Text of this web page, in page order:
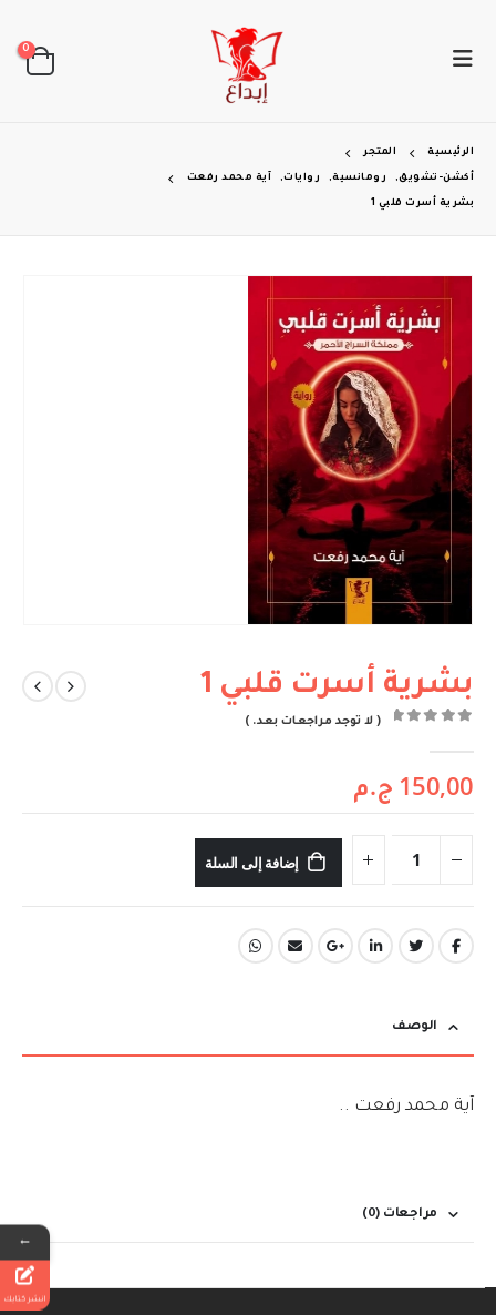
0
الرئيسية المتجر
أكشن-تشويق, رومانسية, روايات, آية محمد رفعت
بشرية أسرت قلبي 1
بشرية أسرت قلبي 1
( لا توجد مراجعات بعد. )
150,00 ج.م
إضافة إلى السلة
الوصف
آية محمد رفعت ..
مراجعات (0)
←
انشر كتابك